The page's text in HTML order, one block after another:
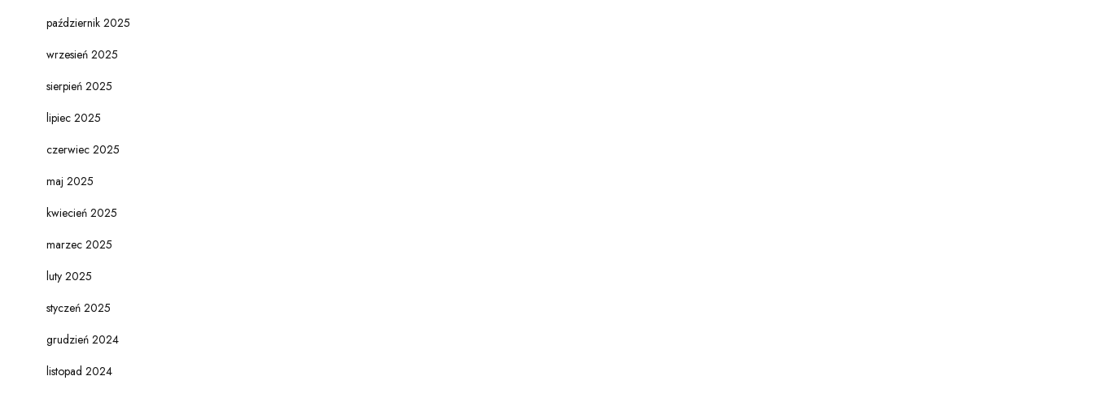
październik 2025
wrzesień 2025
sierpień 2025
lipiec 2025
czerwiec 2025
maj 2025
kwiecień 2025
marzec 2025
luty 2025
styczeń 2025
grudzień 2024
listopad 2024